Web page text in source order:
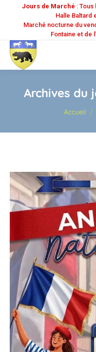
Jours de Marché :
Halle Baltard
Marché nocturne du
Fontaine et de
Archives du
Vous êtes
Accueil